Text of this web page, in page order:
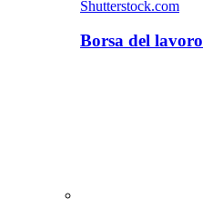
Shutterstock.com
Borsa del lavoro